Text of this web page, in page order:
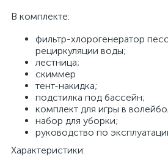
В комплекте:
фильтр-хлорогенератор
рециркуляции воды;
лестница;
скиммер
тент-накидка;
подстилка под бассейн;
комплект для игры в
набор для уборки;
руководство по
Характеристики: